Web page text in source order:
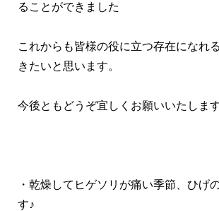
ることができました
これからも皆様の役に立つ存在になれ
きたいと思います。
今後ともどうぞ宜しくお願いいたします
・乾燥してヒゲソリが痛い季節、ひげ
す♪